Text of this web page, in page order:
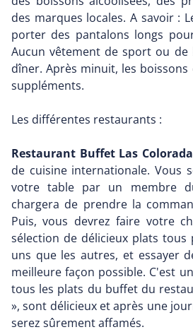
des marques locales. A savoir :
porter des pantalons longs
Aucun vêtement de sport ou
dîner. Après minuit, les boissons
suppléments.
Les différentes restaurants :
Restaurant Buffet Las
de cuisine internationale. Vous
votre table par un membre
chargera de prendre la
Puis, vous devrez faire votre
sélection de délicieux plats tous
uns que les autres, et essayer
meilleure façon possible. C'est
tous les plats du buffet du
», sont délicieux et après une
serez sûrement affamés.